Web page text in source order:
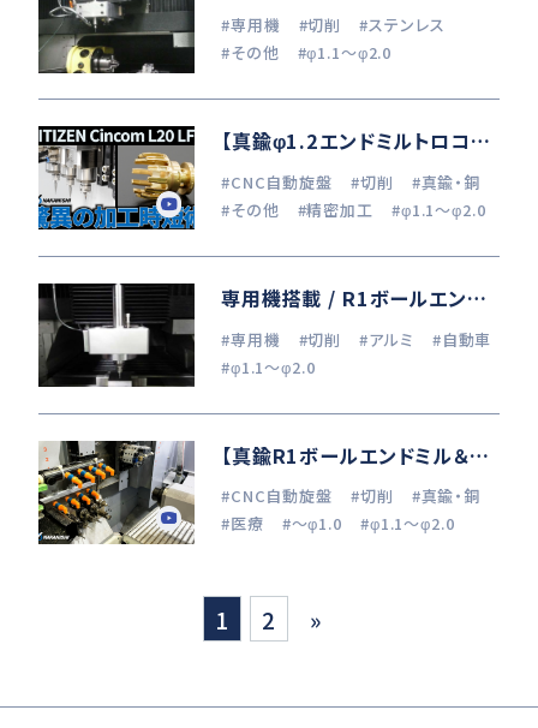
#専用機 #切削
#ステンレス
#その他
#φ1.1～φ2.0
【真鍮φ1.2エンドミルトロコイド加工】高速回転スピンドル×CNC自動旋盤
#CNC自動旋盤 #切削
#真鍮・銅
#その他
#精密加工 #φ1.1～φ2.0
専用機搭載 / R1ボールエンドミル加工 (A7075P)
#専用機 #切削 #アルミ
#自動車
#φ1.1～φ2.0
【真鍮R1ボールエンドミル＆φ0.8エンドミル加工】CNC自動旋盤×φ22小型スピンドル
#CNC自動旋盤 #切削
#真鍮・銅
#医療
#～φ1.0 #φ1.1～φ2.0
1 2 »